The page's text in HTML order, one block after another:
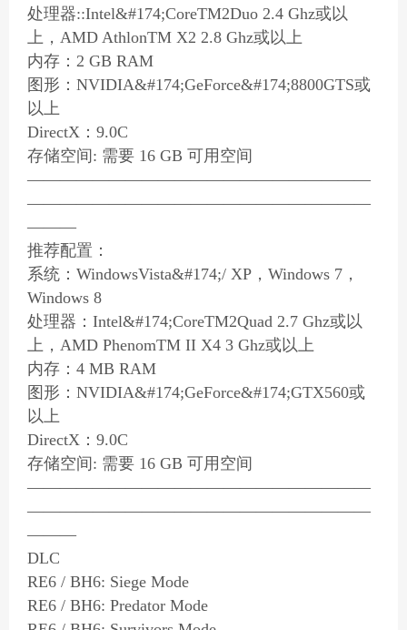
处理器::Intel&#174;CoreTM2Duo 2.4 Ghz或以
上，AMD AthlonTM X2 2.8 Ghz或以上
内存：2 GB RAM
图形：NVIDIA&#174;GeForce&#174;8800GTS或
以上
DirectX：9.0C
存储空间: 需要 16 GB 可用空间
—————————————————————
—————————————————————
———
推荐配置：
系统：WindowsVista&#174;/ XP，Windows 7，
Windows 8
处理器：Intel&#174;CoreTM2Quad 2.7 Ghz或以
上，AMD PhenomTM II X4 3 Ghz或以上
内存：4 MB RAM
图形：NVIDIA&#174;GeForce&#174;GTX560或
以上
DirectX：9.0C
存储空间: 需要 16 GB 可用空间
—————————————————————
—————————————————————
———
DLC
RE6 / BH6: Siege Mode
RE6 / BH6: Predator Mode